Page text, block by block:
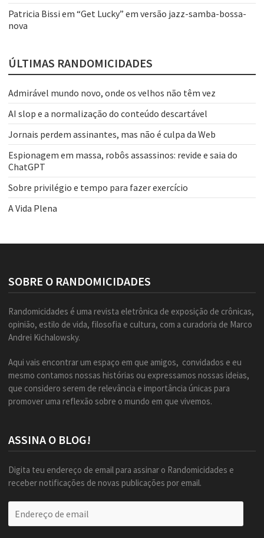
Patricia Bissi em “Get Lucky” em versão jazz-samba-bossa-
nova
ÚLTIMAS RANDOMICIDADES
Admirável mundo novo, onde os velhos não têm vez
AI slop e a normalização do conteúdo descartável
Jornais perdem assinantes, mas não é culpa da Web
Espionagem em massa, robôs assassinos: revide e saia do
ChatGPT
Sobre privilégio e tempo para fazer exercício
A Vida Plena
SOBRE O RANDOMICIDADES
Randomicidades é uma revista eletrônica de exposição de crônicas,
opinião, estilo de vida, filosofia e cultura, com a curadoria de Marco
Andrei Kichalowsky.
Aqui vais encontrar um espaço em que amigos, convidados e eu
mesmo contamos nossas histórias ou expressamos nossas ideias,
que considero serem de relevância e importância únicas para
promover uma reflexão sobre o mundo em que vivemos.
ASSINA O BLOG!
Digita teu endereço de email para assinar o Randomicidades e
receber notificações de novas publicações por email.
de